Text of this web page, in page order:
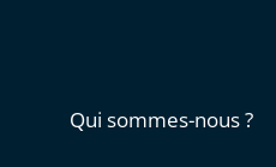
Qui sommes-nous ?